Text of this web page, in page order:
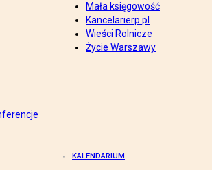
Mała księgowość
Kancelarierp.pl
Wieści Rolnicze
Życie Warszawy
KALENDARIUM